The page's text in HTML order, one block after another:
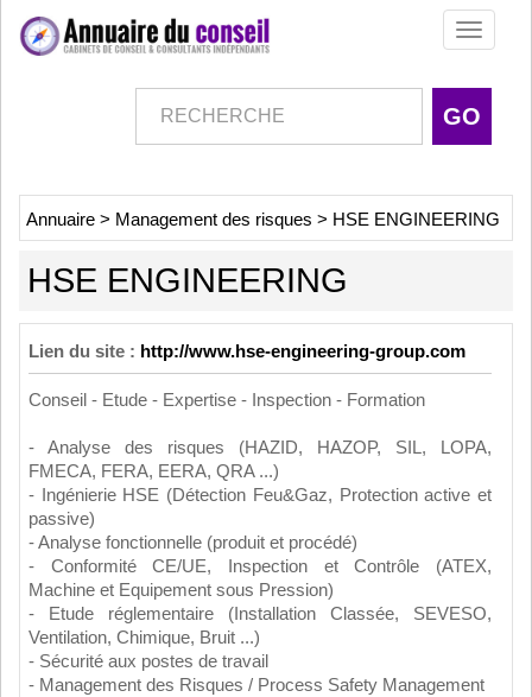
Toggle
Annuaire > Management des risques > HSE ENGINEERING
HSE ENGINEERING
Lien du site : http://www.hse-engineering-group.com
Conseil - Etude - Expertise - Inspection - Formation
- Analyse des risques (HAZID, HAZOP, SIL, LOPA,
FMECA, FERA, EERA, QRA ...)
- Ingénierie HSE (Détection Feu&Gaz, Protection active et
passive)
- Analyse fonctionnelle (produit et procédé)
- Conformité CE/UE, Inspection et Contrôle (ATEX,
Machine et Equipement sous Pression)
- Etude réglementaire (Installation Classée, SEVESO,
Ventilation, Chimique, Bruit ...)
- Sécurité aux postes de travail
- Management des Risques / Process Safety Management